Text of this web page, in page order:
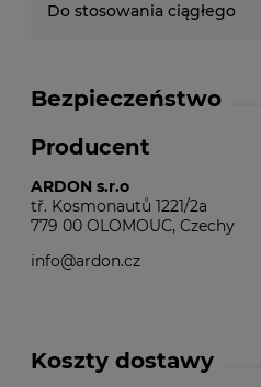
Do stosowania ciągłego
Bezpieczeństwo
Producent
ARDON s.r.o
tř. Kosmonautů 1221/2a
779 00 OLOMOUC, Czechy
info@ardon.cz
Koszty dostawy
Cena nie zawiera